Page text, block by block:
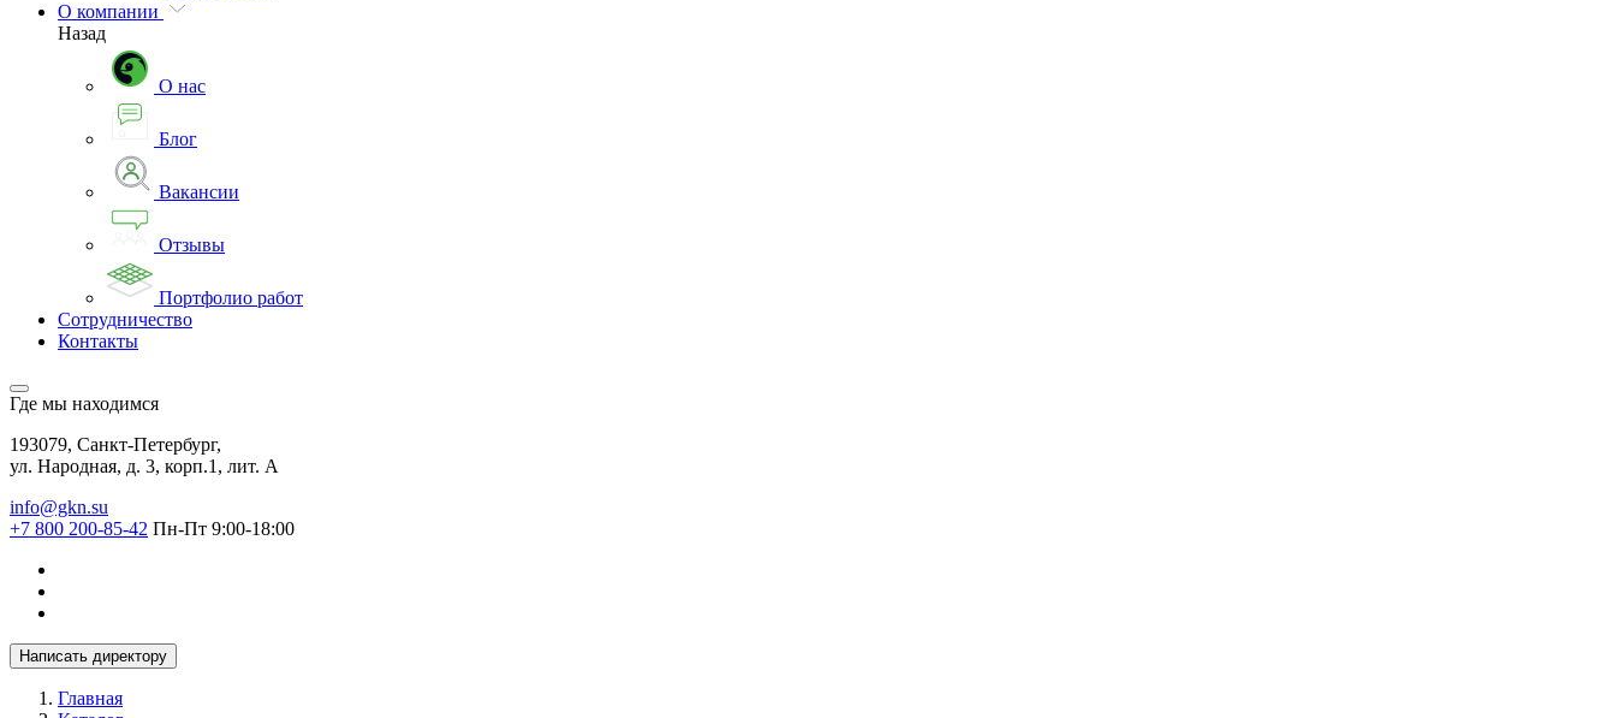
О компании
Назад
О нас
Блог
Вакансии
Отзывы
Портфолио работ
Сотрудничество
Контакты
Где мы находимся
193079, Санкт-Петербург,
ул. Народная, д. 3, корп.1, лит. А
info@gkn.su
+7 800 200-85-42 Пн-Пт 9:00-18:00
Написать директору
Главная